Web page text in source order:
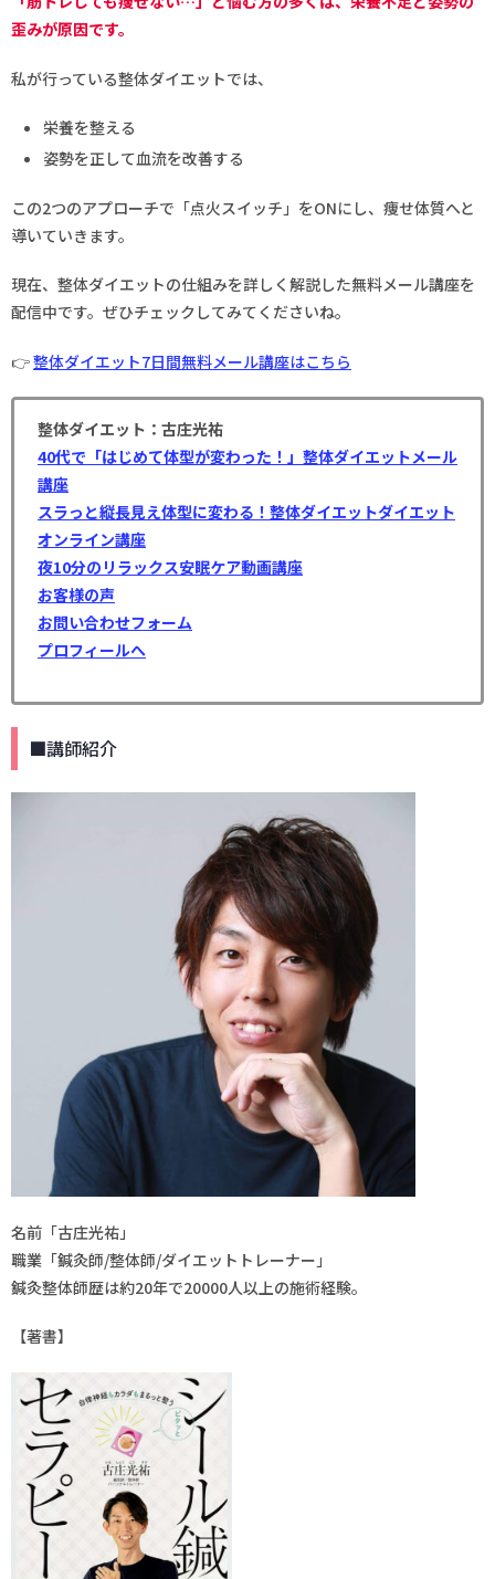
歪みが原因です。
私が行っている整体ダイエットでは、
栄養を整える
姿勢を正して血流を改善する
この2つのアプローチで「点火スイッチ」をONにし、痩せ体質へと
導いていきます。
現在、整体ダイエットの仕組みを詳しく解説した無料メール講座を
配信中です。ぜひチェックしてみてくださいね。
👉整体ダイエット7日間無料メール講座はこちら
整体ダイエット：古庄光祐
40代で「はじめて体型が変わった！」整体ダイエットメール
講座
スラっと縦長見え体型に変わる！整体ダイエットダイエット
オンライン講座
夜10分のリラックス安眠ケア動画講座
お客様の声
お問い合わせフォーム
プロフィールへ
■講師紹介
名前「古庄光祐」
職業「鍼灸師/整体師/ダイエットトレーナー」
鍼灸整体師歴は約20年で20000人以上の施術経験。
【著書】